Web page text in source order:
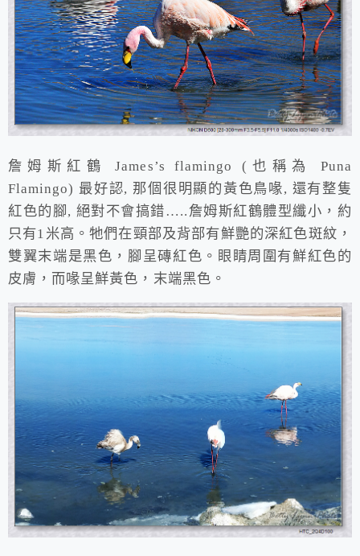
詹姆斯紅鶴 James’s flamingo (也稱為 Puna
Flamingo) 最好認, 那個很明顯的黃色鳥喙, 還有整隻
紅色的腳, 絕對不會搞錯…..詹姆斯紅鶴體型纖小，約
只有1米高。牠們在頸部及背部有鮮艷的深紅色斑紋，
雙翼末端是黑色，腳呈磚紅色。眼睛周圍有鮮紅色的
皮膚，而喙呈鮮黃色，末端黑色。